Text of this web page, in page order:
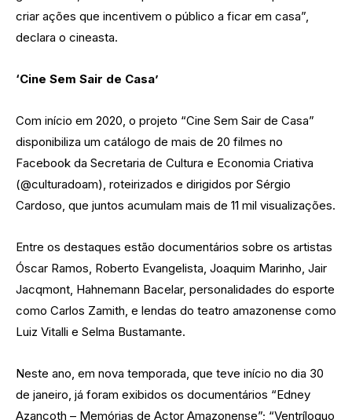
criar ações que incentivem o público a ficar em casa”,
declara o cineasta.
‘Cine Sem Sair de Casa’
Com início em 2020, o projeto “Cine Sem Sair de Casa”
disponibiliza um catálogo de mais de 20 filmes no
Facebook da Secretaria de Cultura e Economia Criativa
(@culturadoam), roteirizados e dirigidos por Sérgio
Cardoso, que juntos acumulam mais de 11 mil visualizações.
Entre os destaques estão documentários sobre os artistas
Óscar Ramos, Roberto Evangelista, Joaquim Marinho, Jair
Jacqmont, Hahnemann Bacelar, personalidades do esporte
como Carlos Zamith, e lendas do teatro amazonense como
Luiz Vitalli e Selma Bustamante.
Neste ano, em nova temporada, que teve início no dia 30
de janeiro, já foram exibidos os documentários “Edney
Azancoth – Memórias de Actor Amazonense”; “Ventríloquo